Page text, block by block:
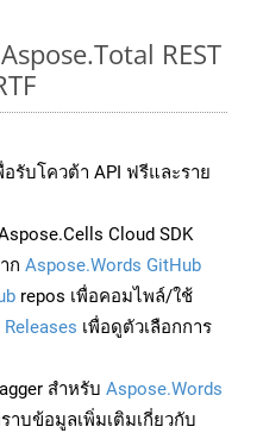
REST
อรับโควต้า API ฟรีและราย
Cloud SDK
ก Aspose.Words GitHub
repos เพื่อคอมไพล์/ใช้
Releases เพื่อดูตัวเลือกการ
สำหรับ Aspose.Words
าบข้อมูลเพิ่มเติมเกี่ยวกับ